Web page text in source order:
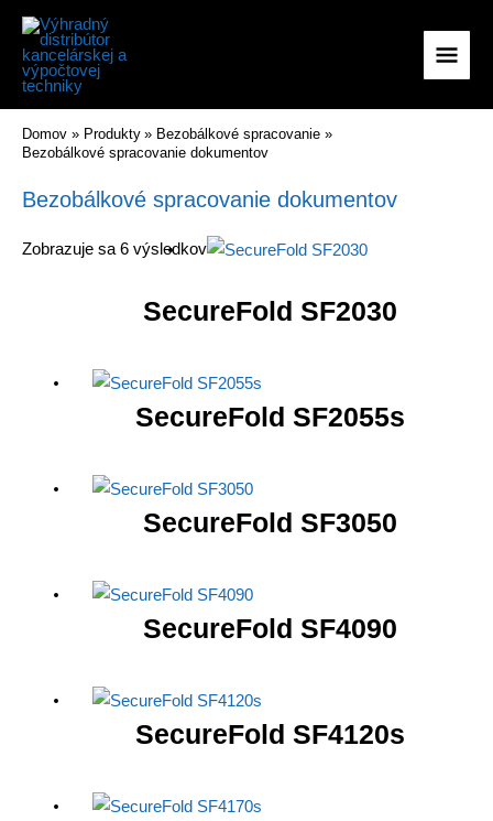
Preskočiť
obsah
Domov Produkty
Bezobálkové spracovanie
Bezobálkové spracovanie dokumentov
Bezobálkové spracovanie dokumentov
Zobrazuje sa 6 výsledkov
SecureFold SF2030
SecureFold SF2055s
SecureFold SF3050
SecureFold SF4090
SecureFold SF4120s